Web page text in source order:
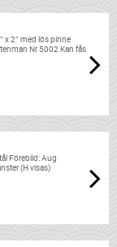
x 2” med lös pinne
Nr 5002 Kan fås
Förebild: Aug
(H visas)